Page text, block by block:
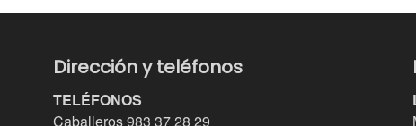
Dirección y teléfonos
TELÉFONOS
Caballeros 983 37 28 29